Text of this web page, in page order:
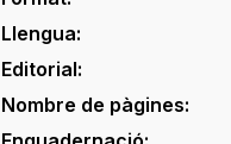
Llengua:
Editorial:
Nombre de pàgines: